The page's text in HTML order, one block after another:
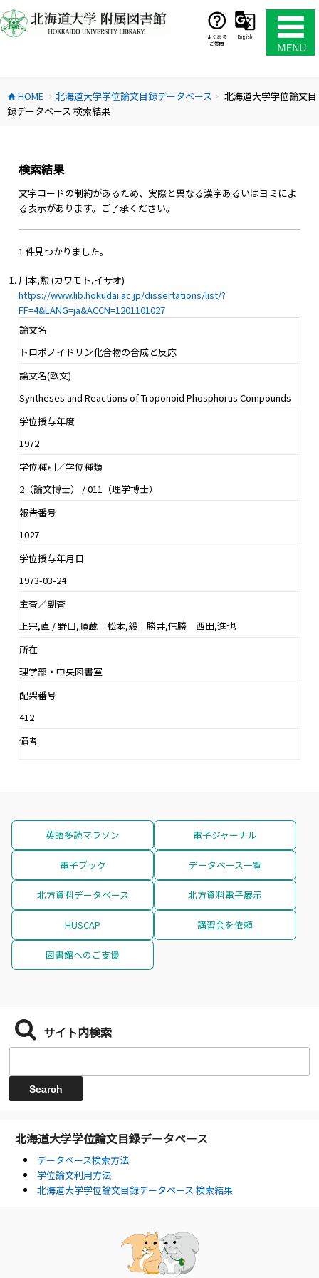
ン
テ
ス
キ
よくある
ご質問
English
home HOME chevron_right 北海道大学学位論文目録データベース chevron_right
北海道大学学位論文目
録データベース 検索結果
検索結果
文字コードの制約があるため、実際と異なる漢字あるいはヨミによ
る表示があります。ご了承ください。
1 件見つかりました。
川本,勲 (カワモト,イサオ)
https://www.lib.hokudai.ac.jp/dissertations/list/?
FF=4&LANG=ja&ACCN=1201101027
論文名
トロポノイドリン化合物の合成と反応
論文名(欧文)
Syntheses and Reactions of Troponoid Phosphorus Compounds
学位授与年度
1972
学位種別／学位種類
2（論文博士） / 011（理学博士）
報告番号
1027
学位授与年月日
1973-03-24
主査／副査
正宗,直 / 野口,順蔵 松本,毅 勝井,信勝 西田,進也
所在
理学部・中央図書室
配架番号
412
備考
英語多読マラソン 電子ジャーナル
電子ブック データベース一覧
北方資料データベース 北方資料電子展示
HUSCAP 講習会を依頼
図書館へのご支援
サイト内検索
北海道大学学位論文目録データベース
データベース検索方法
学位論文利用方法
北海道大学学位論文目録データベース 検索結果